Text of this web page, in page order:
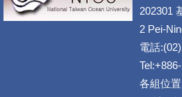
202301
2 Pei-
電話
各組位